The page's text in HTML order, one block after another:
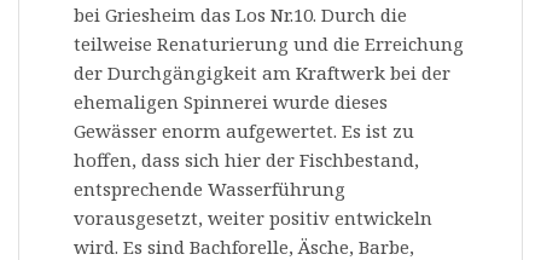
bei Griesheim das Los Nr.10. Durch die
teilweise Renaturierung und die Erreichung
der Durchgängigkeit am Kraftwerk bei der
ehemaligen Spinnerei wurde dieses
Gewässer enorm aufgewertet. Es ist zu
hoffen, dass sich hier der Fischbestand,
entsprechende Wasserführung
vorausgesetzt, weiter positiv entwickeln
wird. Es sind Bachforelle, Äsche, Barbe,